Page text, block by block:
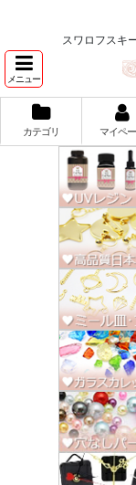
スワロフスキ
メニュー
カテゴリ マイペ